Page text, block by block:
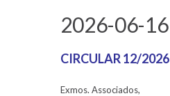
2026-06-16
CIRCULAR 12/2026
Exmos. Associados,